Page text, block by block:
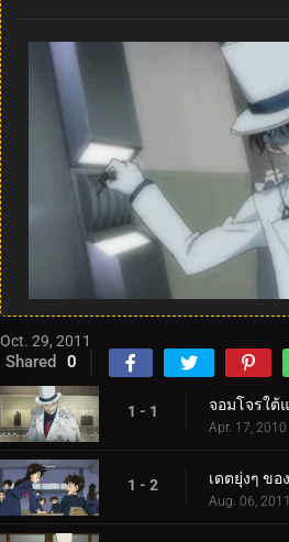
Oct. 29, 2011
Shared 0
1 - 1 จอมโจรใต้
Apr. 17, 2010
1 - 2 เดตยุ่งๆ ขอ
Aug. 06, 2011